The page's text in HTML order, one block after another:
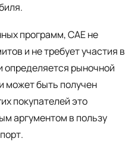
программ, CAE не
и не требует участия в
определяется рыночной
может быть получен
покупателей это
аргументом в пользу